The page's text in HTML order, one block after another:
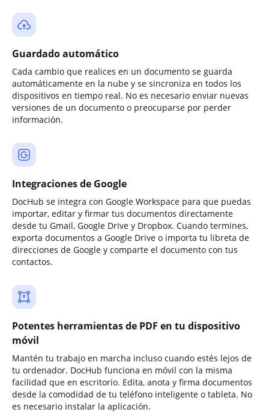
Guardado automático
Cada cambio que realices en un documento se guarda
automáticamente en la nube y se sincroniza en todos los
dispositivos en tiempo real. No es necesario enviar nuevas
versiones de un documento o preocuparse por perder
información.
Integraciones de Google
DocHub se integra con Google Workspace para que puedas
importar, editar y firmar tus documentos directamente
desde tu Gmail, Google Drive y Dropbox. Cuando termines,
exporta documentos a Google Drive o importa tu libreta de
direcciones de Google y comparte el documento con tus
contactos.
Potentes herramientas de PDF en tu dispositivo
móvil
Mantén tu trabajo en marcha incluso cuando estés lejos de
tu ordenador. DocHub funciona en móvil con la misma
facilidad que en escritorio. Edita, anota y firma documentos
desde la comodidad de tu teléfono inteligente o tableta. No
es necesario instalar la aplicación.